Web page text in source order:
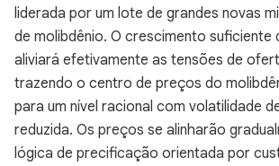
liderada por um lote de grandes novas
de molibdênio. O crescimento
aliviará efetivamente as tensões de
trazendo o centro de preços do
para um nível racional com volatilidade
reduzida. Os preços se alinharão
lógica de precificação orientada por